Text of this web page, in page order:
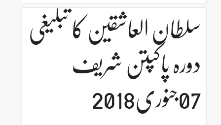
سلطان العاشقین کا تبلیغی
دورہ پاکپتن شریف
07جنوری2018